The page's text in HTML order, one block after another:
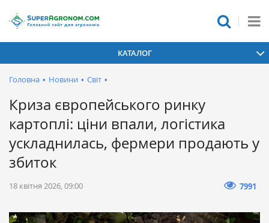
КАТАЛОГ
Головна • Новини • Світ •
Криза європейського ринку
картоплі: ціни впали, логістика
ускладнилась, фермери продають у
збиток
18 квітня 2026, 09:00 7991